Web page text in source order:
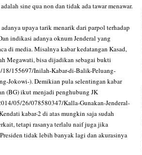
sine qua non dan tidak ada tawar menawar.
upaya tarik menarik dari parpol terhadap
indikasi adanya oknum Jenderal yang
di media. Misalnya kabar kedatangan Kasad,
Megawati, bisa dijadikan sebagai bukti
155697/Inilah-Kabar-di-Balik-Peluang-
Jokowi-). Demikian pula selentingan kabar
(BG) ikut menjadi penghubung JK
05/26/078580347/Kalla-Gunakan-Jenderal-
kabar-2 di atas mungkin saja sudah
tetapi rasanya terlalu naif juga jika
tidak lebih banyak lagi dan akurasinya